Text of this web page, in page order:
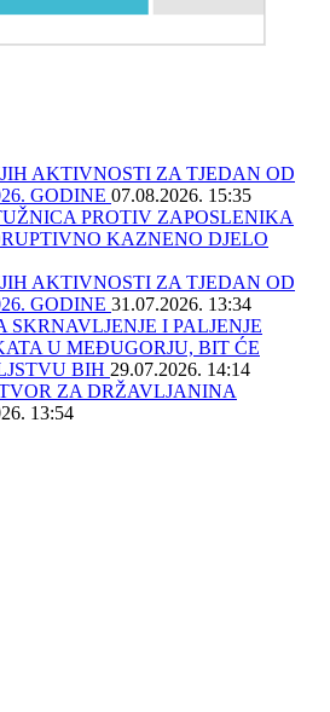
AKTIVNOSTI ZA TJEDAN OD
GODINE 07.08.2026. 15:35
PROTIV ZAPOSLENIKA
KAZNENO DJELO
AKTIVNOSTI ZA TJEDAN OD
GODINE 31.07.2026. 13:34
SKRNAVLJENJE I PALJENJE
U MEĐUGORJU, BIT ĆE
BIH 29.07.2026. 14:14
ZA DRŽAVLJANINA
13:54